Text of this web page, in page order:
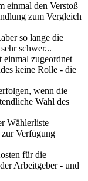
einmal den Verstoß
zum Vergleich
so lange die
schwer...
zugeordnet
keine Rolle - die
wenn die
Wahl des
Wählerliste
Verfügung
für die
Arbeitgeber - und